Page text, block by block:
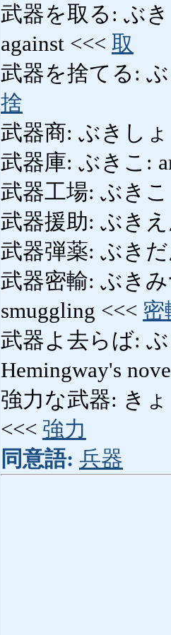
武器を取る: ぶき
against <<< 取
武器を捨てる: ぶ
捨
武器商: ぶきし
武器庫: ぶきこ:
武器工場: ぶき
武器援助: ぶき
武器弾薬: ぶき
武器密輸: ぶきみ
smuggling <<< 密
武器よ去らば: ぶ
Hemingway's
強力な武器: き
<<< 強力
同意語: 兵器